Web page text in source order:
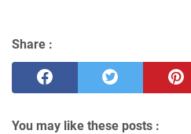
Share :
You may like these posts :